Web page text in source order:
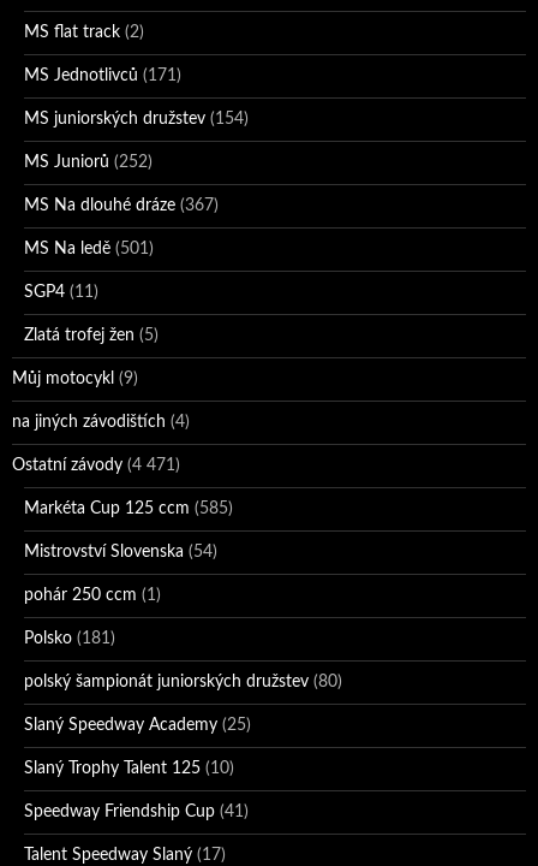
MS flat track (2)
MS Jednotlivců (171)
MS juniorských družstev (154)
MS Juniorů (252)
MS Na dlouhé dráze (367)
MS Na ledě (501)
SGP4 (11)
Zlatá trofej žen (5)
Můj motocykl (9)
na jiných závodištích (4)
Ostatní závody (4 471)
Markéta Cup 125 ccm (585)
Mistrovství Slovenska (54)
pohár 250 ccm (1)
Polsko (181)
polský šampionát juniorských družstev (80)
Slaný Speedway Academy (25)
Slaný Trophy Talent 125 (10)
Speedway Friendship Cup (41)
Talent Speedway Slaný (17)